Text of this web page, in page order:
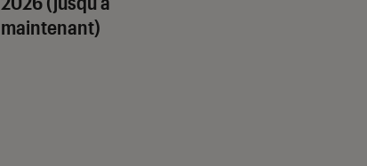
maintenant)